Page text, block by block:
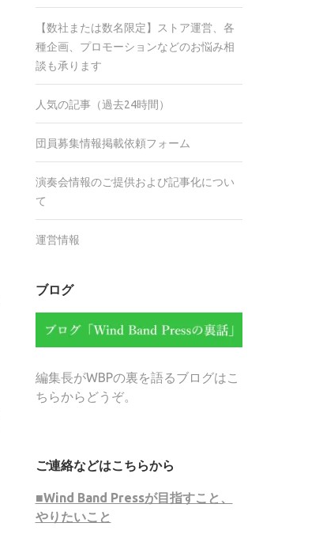
【数社または数名限定】ストア運営、各
種企画、プロモーションなどのお悩み相
談も承ります
人気の記事（過去24時間）
団員募集情報掲載依頼フォーム
演奏会情報のご提供および記事化につい
て
運営情報
ブログ
編集長がWBPの裏を語るブログはこ
ちらからどうぞ。
ご連絡などはこちらから
■Wind Band Pressが目指すこと、
やりたいこと